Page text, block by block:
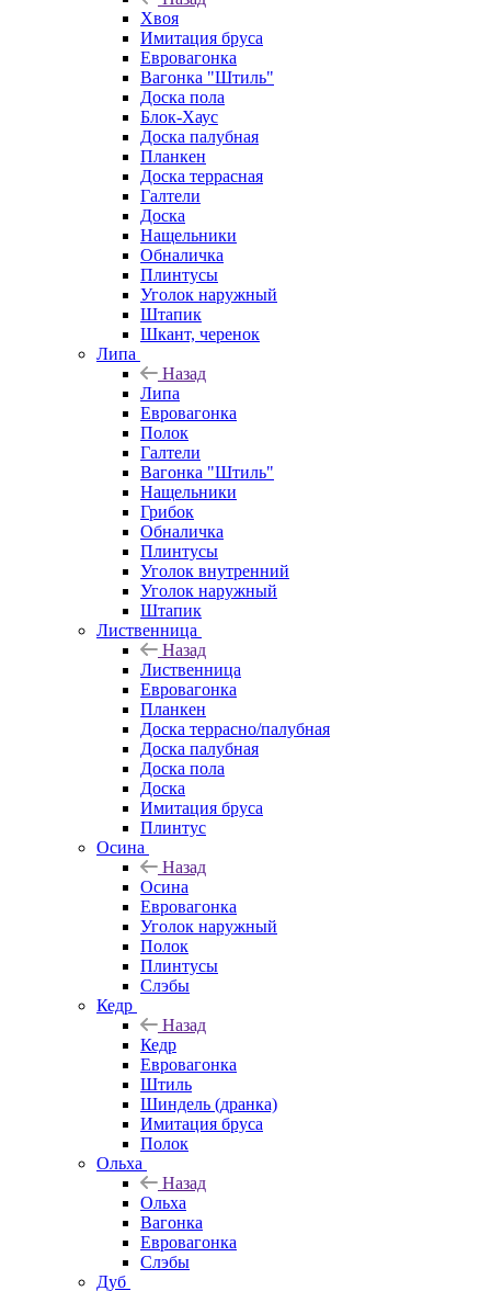
Хвоя
Имитация бруса
Евровагонка
Вагонка "Штиль"
Доска пола
Блок-Хаус
Доска палубная
Планкен
Доска террасная
Галтели
Доска
Нащельники
Обналичка
Плинтусы
Уголок наружный
Штапик
Шкант, черенок
Липа
Назад
Липа
Евровагонка
Полок
Галтели
Вагонка "Штиль"
Нащельники
Грибок
Обналичка
Плинтусы
Уголок внутренний
Уголок наружный
Штапик
Лиственница
Назад
Лиственница
Евровагонка
Планкен
Доска террасно/палубная
Доска палубная
Доска пола
Доска
Имитация бруса
Плинтус
Осина
Назад
Осина
Евровагонка
Уголок наружный
Полок
Плинтусы
Слэбы
Кедр
Назад
Кедр
Евровагонка
Штиль
Шиндель (дранка)
Имитация бруса
Полок
Ольха
Назад
Ольха
Вагонка
Евровагонка
Слэбы
Дуб